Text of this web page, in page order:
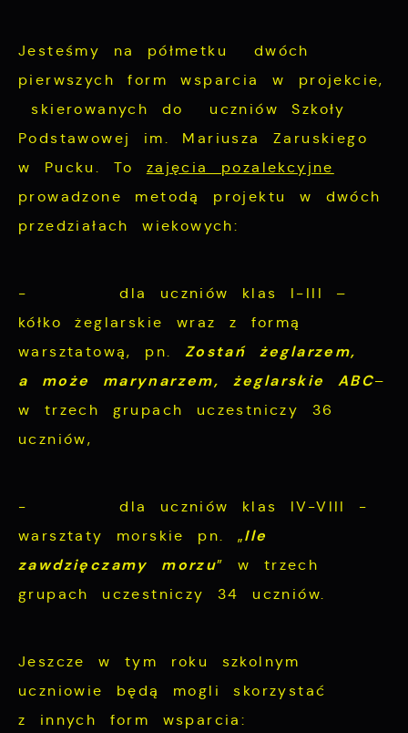
Jesteśmy na półmetku dwóch
pierwszych form wsparcia w projekcie,
skierowanych do uczniów Szkoły
Podstawowej im. Mariusza Zaruskiego
w Pucku. To zajęcia pozalekcyjne
prowadzone metodą projektu w dwóch
przedziałach wiekowych:
- dla uczniów klas I-III –
kółko żeglarskie wraz z formą
warsztatową, pn. Zostań żeglarzem,
a może marynarzem, żeglarskie ABC–
w trzech grupach uczestniczy 36
uczniów,
- dla uczniów klas IV-VIII -
warsztaty morskie pn. „Ile
zawdzięczamy morzu” w trzech
grupach uczestniczy 34 uczniów.
Jeszcze w tym roku szkolnym
uczniowie będą mogli skorzystać
z innych form wsparcia:
witryny internetowej. Treści promocyjne
mogą pojawić się na stronach podmiotów
trzecich lub firm będących naszymi
partnerami oraz innych dostawców usług.
pośredników prezentujących nasze treści w
postaci wiadomości, ofert, komunikatów
mediów społecznościowych.